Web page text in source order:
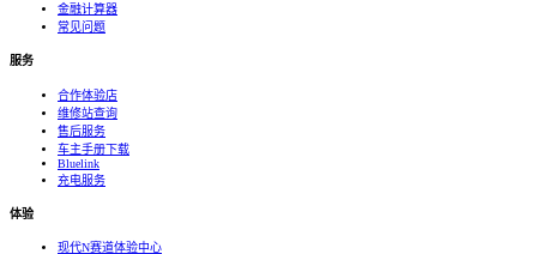
金融计算器
常见问题
服务
合作体验店
维修站查询
售后服务
车主手册下载
Bluelink
充电服务
体验
现代N赛道体验中心